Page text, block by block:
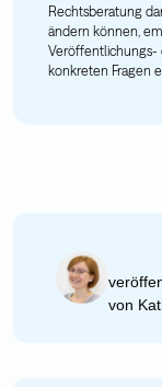
Rechtsberatung
ändern können,
Veröffentlichungs-
konkreten Fragen
von